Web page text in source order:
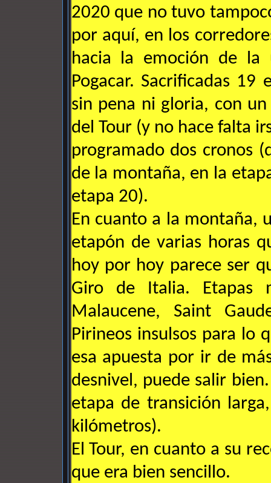
2020 que no tuvo
por aquí, en los
hacia la emoción de la
Pogacar. Sacrificadas 19
sin pena ni gloria, con
del Tour (y no hace falta
programado dos cronos
de la montaña, en la
etapa 20).
En cuanto a la montaña,
etapón de varias horas
hoy por hoy parece ser
Giro de Italia. Etapas
Malaucene, Saint
Pirineos insulsos para lo
esa apuesta por ir de
desnivel, puede salir
etapa de transición
kilómetros).
El Tour, en cuanto a su
que era bien sencillo.